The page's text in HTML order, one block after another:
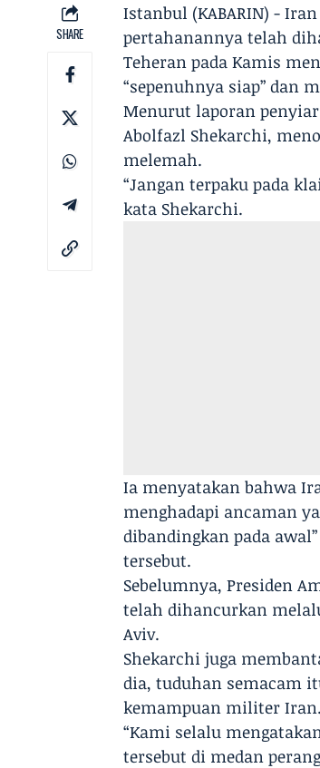
SHARE
Istanbul (KABARIN) -
pertahanannya telah
Teheran pada Kamis
“sepenuhnya siap” dan
Menurut laporan
Abolfazl Shekarchi,
melemah.
“Jangan terpaku pada
kata Shekarchi.
Ia menyatakan bahwa
menghadapi ancaman
dibandingkan pada
tersebut.
Sebelumnya, Presiden
telah dihancurkan
Aviv.
Shekarchi juga
dia, tuduhan semacam
kemampuan militer Iran.
“Kami selalu
tersebut di medan